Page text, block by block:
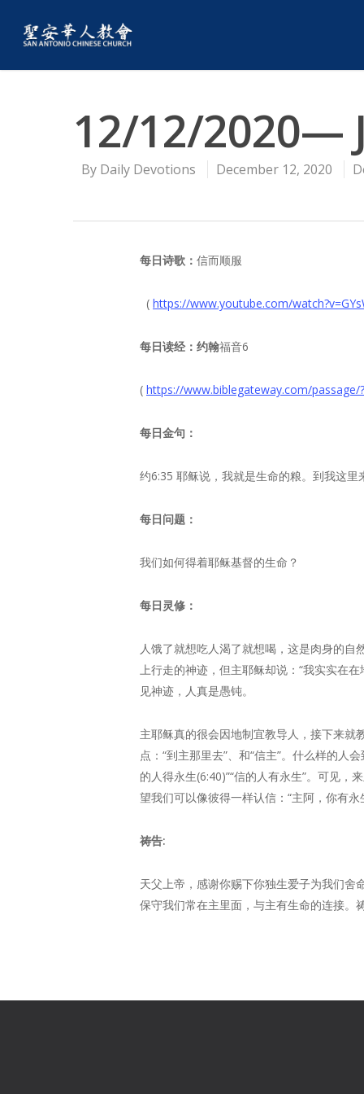
12/12/2020—
By Daily Devotions December 12, 2020
每日诗歌： 信而顺服
( https://www.youtube.com/
每日读经： 约翰福音6
( https://www.biblegateway.com/passage/
每日金句：
约6:35 耶稣说，我就是生命的粮。到我这
每日问题 ：
我们如何得着耶稣基督的生命？
每日灵修：
人饿了就想吃人渴了就想喝，这是肉身的
上行走的神迹，但主耶稣却说：“我实实在
见神迹，人真是愚钝。
主耶稣真的很会因地制宜教导人，接下来就
点：“到主那里去”、和“信主”。什么样的人
的人得永生(6:40)”“信的人有永生”。可见
望我们可以像彼得一样认信：“主阿，你有
祷告:
天父上帝，感谢你赐下你独生爱子为我们
保守我们常在主里面，与主有生命的连接。